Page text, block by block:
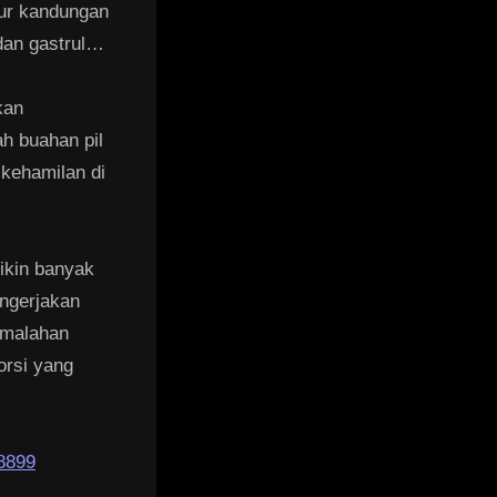
kandungan
gastrul…
buahan pil
di
banyak
yang